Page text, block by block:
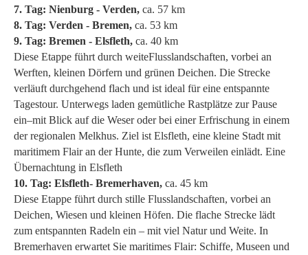
7. Tag: Nienburg - Verden, ca. 57 km
8. Tag: Verden - Bremen, ca. 53 km
9. Tag: Bremen - Elsfleth, ca. 40 km
Diese Etappe führt durch weiteFlusslandschaften, vorbei an
Werften, kleinen Dörfern und grünen Deichen. Die Strecke
verläuft durchgehend flach und ist ideal für eine entspannte
Tagestour. Unterwegs laden gemütliche Rastplätze zur Pause
ein–mit Blick auf die Weser oder bei einer Erfrischung in einem
der regionalen Melkhus. Ziel ist Elsfleth, eine kleine Stadt mit
maritimem Flair an der Hunte, die zum Verweilen einlädt. Eine
Übernachtung in Elsfleth
10. Tag: Elsfleth- Bremerhaven, ca. 45 km
Diese Etappe führt durch stille Flusslandschaften, vorbei an
Deichen, Wiesen und kleinen Höfen. Die flache Strecke lädt
zum entspannten Radeln ein – mit viel Natur und Weite. In
Bremerhaven erwartet Sie maritimes Flair: Schiffe, Museen und